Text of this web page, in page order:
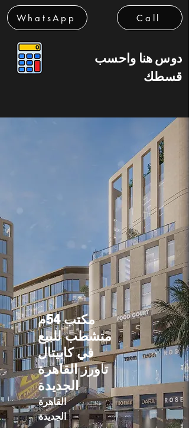
WhatsApp Call
دوس هنا واحسب
قسطك
مكتب 54م
متشطب للبيع
في كابيتال
تاورز القاهرة
الجديدة
القاهرة
الجديدة